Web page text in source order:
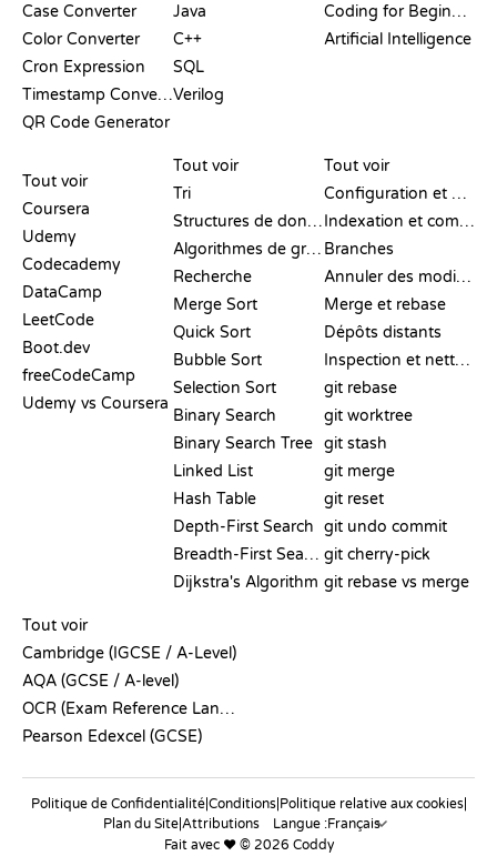
Case Converter
Color Converter
Cron Expression
Timestamp Converter
QR Code Generator
Java
C++
SQL
Verilog
Coding for Beginners
Artificial Intelligence
Tout voir
Coursera
Udemy
Codecademy
DataCamp
LeetCode
Boot.dev
freeCodeCamp
Udemy vs Coursera
Tout voir
Tri
Structures de données
Algorithmes de graphes
Recherche
Merge Sort
Quick Sort
Bubble Sort
Selection Sort
Binary Search
Binary Search Tree
Linked List
Hash Table
Depth-First Search
Breadth-First Search
Dijkstra's Algorithm
Tout voir
Configuration et mise en place
Indexation et commit
Branches
Annuler des modifications
Merge et rebase
Dépôts distants
Inspection et nettoyage
git rebase
git worktree
git stash
git merge
git reset
git undo commit
git cherry-pick
git rebase vs merge
Tout voir
Cambridge (IGCSE / A-Level)
AQA (GCSE / A-level)
OCR (Exam Reference Language)
Pearson Edexcel (GCSE)
Politique de Confidentialité|Conditions|Politique relative aux cookies|
Plan du Site|Attributions
Langue :
Fait avec ❤️ © 2026 Coddy